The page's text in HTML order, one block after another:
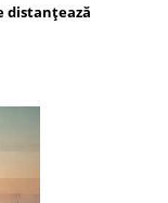
distanțează